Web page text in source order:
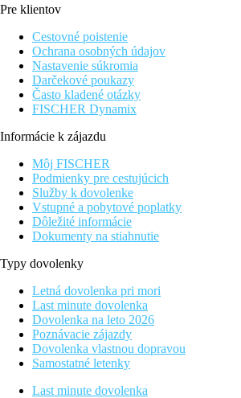
Centrum mesta
50 m
Nákupy
0 m
Vzdialenosť k pláži
Ležadlá a slnečníky pri bazéne zadarmo
Hotel priamo pri pláži
Plážová dovolenka
bazény
Slnečníky při bazéne
Fotogaléria
Pre klientov
Cestovné poistenie
Ochrana osobných údajov
Nastavenie súkromia
Darčekové poukazy
Často kladené otázky
FISCHER Dynamix
Informácie k zájazdu
Môj FISCHER
Podmienky pre cestujúcich
Služby k dovolenke
Vstupné a pobytové poplatky
Dôležité informácie
Dokumenty na stiahnutie
Typy dovolenky
Letná dovolenka pri mori
Last minute dovolenka
Dovolenka na leto 2026
Poznávacie zájazdy
Dovolenka vlastnou dopravou
Samostatné letenky
Last minute dovolenka